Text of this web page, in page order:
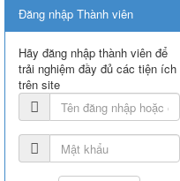
Đăng nhập Thành viên
Hãy đăng nhập thành viên để
trải nghiệm đầy đủ các tiện ích
trên site